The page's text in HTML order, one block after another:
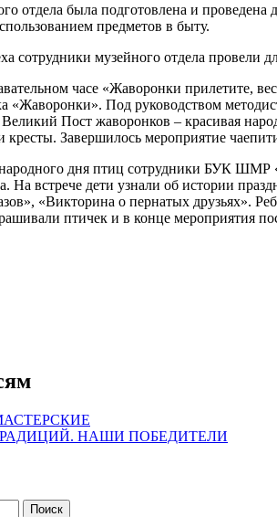
отдела была подготовлена и
предметов в быту.
сотрудники музейного отдела провели
часе «Жаворонки прилетите,
«Жаворонки». Под руководством
Пост жаворонков – красивая
кресты. Завершилось мероприятие
дня птиц сотрудники БУК ШМР
На встрече дети узнали об истории
«Викторина о пернатых друзьях».
птичек и в конце мероприятия
НАШИ ПОБЕДИТЕЛИ
Поиск